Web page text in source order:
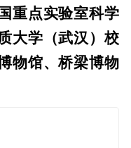
重点实验室科学
大学（武汉）校
物馆、桥梁博物